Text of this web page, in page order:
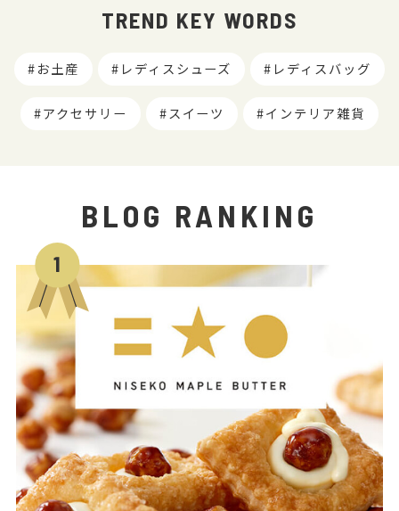
TREND KEY WORDS
お土産 レディスシューズ レディスバッグ
アクセサリー スイーツ インテリア雑貨
BLOG RANKING